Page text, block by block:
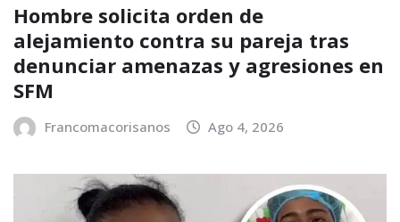
Hombre solicita orden de
alejamiento contra su pareja tras
denunciar amenazas y agresiones en
SFM
Francomacorisanos Ago 4, 2026